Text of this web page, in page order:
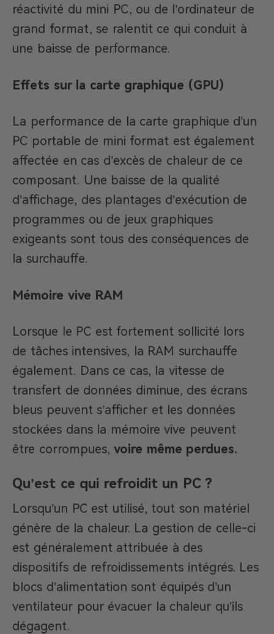
réactivité du mini PC, ou de l’ordinateur de
grand format, se ralentit ce qui conduit à
une baisse de performance.
Effets sur la carte graphique (GPU)
La performance de la carte graphique d’un
PC portable de mini format est également
affectée en cas d’excès de chaleur de ce
composant. Une baisse de la qualité
d’affichage, des plantages d’exécution de
programmes ou de jeux graphiques
exigeants sont tous des conséquences de
la surchauffe.
Mémoire vive RAM
Lorsque le PC est fortement sollicité lors
de tâches intensives, la RAM surchauffe
également. Dans ce cas, la vitesse de
transfert de données diminue, des écrans
bleus peuvent s’afficher et les données
stockées dans la mémoire vive peuvent
être corrompues, voire même perdues.
Qu’est ce qui refroidit un PC ?
Lorsqu’un PC est utilisé, tout son matériel
génère de la chaleur. La gestion de celle-ci
est généralement attribuée à des
dispositifs de refroidissements intégrés. Les
blocs d’alimentation sont équipés d’un
ventilateur pour évacuer la chaleur qu’ils
dégagent.